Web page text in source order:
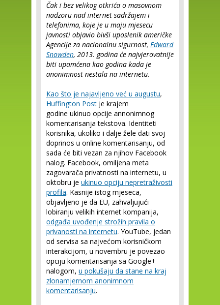
Čak i bez velikog otkrića o masovnom
nadzoru nad internet sadržajem i
telefonima, koje je u maju mjesecu
javnosti objavio bivši uposlenik američke
Agencije za nacionalnu sigurnost, Edward
Snowden, 2013. godina će najvjerovatnije
biti upamćena kao godina kada je
anonimnost nestala na internetu.
Kao što je najavljeno već u augustu,
Huffington Post je krajem
godine ukinuo opcije annonimnog
komentarisanja tekstova. Identiteti
korisnika, ukoliko i dalje žele dati svoj
doprinos u online komentarisanju, od
sada će biti vezan za njihov Facebook
nalog. Facebook, omiljena meta
zagovarača privatnosti na internetu, u
oktobru je ukinuo opciju nepretraživosti
profila. Kasnije istog mjeseca,
objavljeno je da EU, zahvaljujući
lobiranju velikih internet kompanija,
odgađa uvođenje strožih pravila o
privanosti na internetu. YouTube, jedan
od servisa sa najvećom korisničkom
interakcijom, u novembru je povezao
opciju komentarisanja sa Google+
nalogom, u pokušaju da stane na kraj
zlonamjernom anonimnom
komentarisanju.